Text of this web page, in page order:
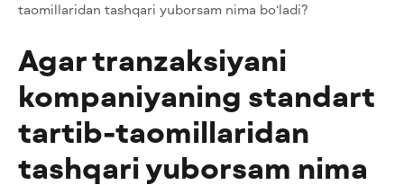
taomillaridan tashqari yuborsam nima bo‘ladi?
Agar tranzaksiyani
kompaniyaning standart
tartib-taomillaridan
tashqari yuborsam nima